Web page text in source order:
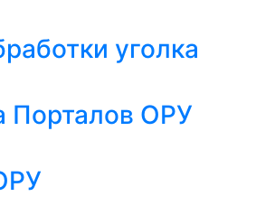
уголка
Порталов ОРУ